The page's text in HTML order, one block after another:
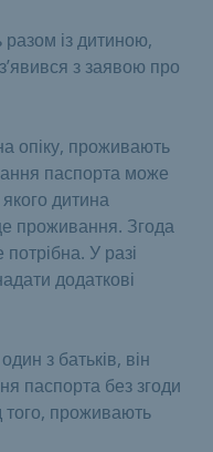
із дитиною,
з заявою про
опіку, проживають
паспорта може
дитина
проживання. Згода
У разі
додаткові
з батьків, він
паспорта без згоди
того, проживають